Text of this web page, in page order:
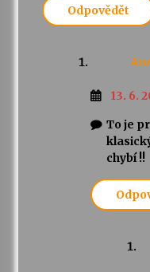
Odpovědět
13. 6.
To je
chybí !!